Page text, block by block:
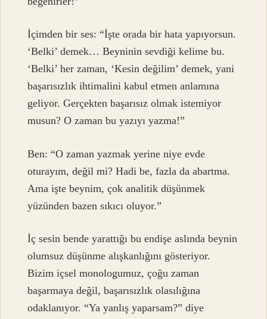
İçimden bir ses: “İşte orada bir hata yapıyorsun.
‘Belki’ demek… Beyninin sevdiği kelime bu.
‘Belki’ her zaman, ‘Kesin değilim’ demek, yani
başarısızlık ihtimalini kabul etmen anlamına
geliyor. Gerçekten başarısız olmak istemiyor
musun? O zaman bu yazıyı yazma!”
Ben: “O zaman yazmak yerine niye evde
oturayım, değil mi? Hadi be, fazla da abartma.
Ama işte beynim, çok analitik düşünmek
yüzünden bazen sıkıcı oluyor.”
İç sesin bende yarattığı bu endişe aslında beynin
olumsuz düşünme alışkanlığını gösteriyor.
Bizim içsel monologumuz, çoğu zaman
başarmaya değil, başarısızlık olasılığına
odaklanıyor. “Ya yanlış yaparsam?” diye